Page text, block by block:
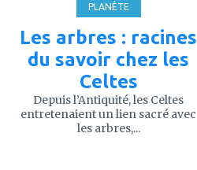
PLANÈTE
Les arbres : racines
du savoir chez les
Celtes
Depuis l’Antiquité, les Celtes
entretenaient un lien sacré avec
les arbres,...